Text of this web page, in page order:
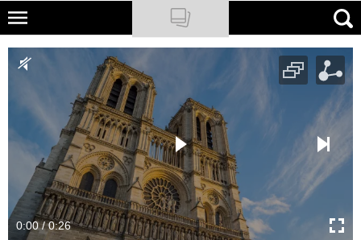
Skip
main
NATIONAL GEOGRAPHIC
PODCASTY
Sklep
Newsletter
Cuda Polski
0:00 / 0:26